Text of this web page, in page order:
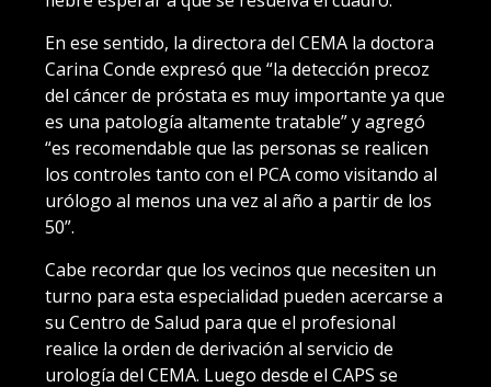
En ese sentido, la directora del CEMA la doctora
Carina Conde expresó que “la detección precoz
del cáncer de próstata es muy importante ya que
es una patología altamente tratable” y agregó
“es recomendable que las personas se realicen
los controles tanto con el PCA como visitando al
urólogo al menos una vez al año a partir de los
50”.
Cabe recordar que los vecinos que necesiten un
turno para esta especialidad pueden acercarse a
su Centro de Salud para que el profesional
realice la orden de derivación al servicio de
urología del CEMA. Luego desde el CAPS se